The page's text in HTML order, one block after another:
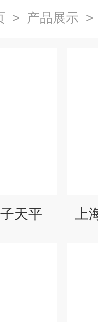
> 产品展示
天平 上